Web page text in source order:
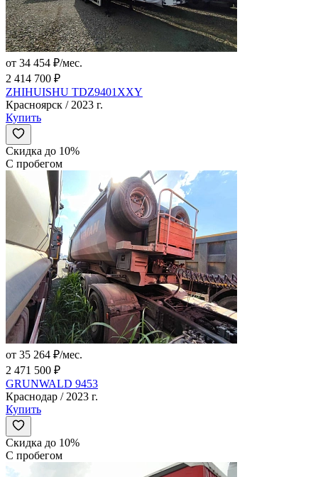
от 34 454 ₽/мес.
2 414 700 ₽
ZHIHUISHU TDZ9401XXY
Красноярск / 2023 г.
Купить
Скидка до 10%
С пробегом
от 35 264 ₽/мес.
2 471 500 ₽
GRUNWALD 9453
Краснодар / 2023 г.
Купить
Скидка до 10%
С пробегом